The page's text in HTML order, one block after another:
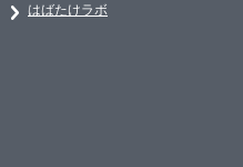
はばたけラボ